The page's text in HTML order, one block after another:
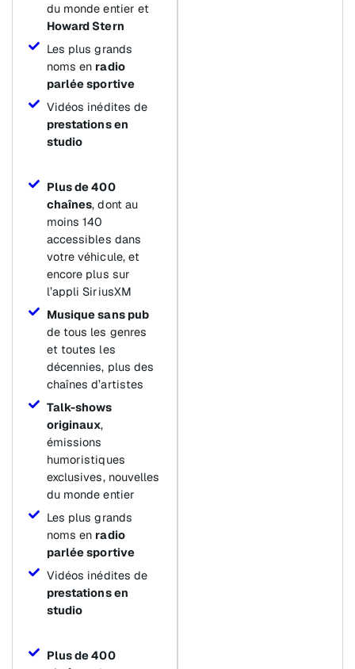
du monde entier et
Howard Stern
Les plus grands
noms en radio
parlée sportive
Vidéos inédites de
prestations en
studio
Plus de 400
chaînes, dont au
moins 140
accessibles dans
votre véhicule, et
encore plus sur
l’appli SiriusXM
Musique sans pub
de tous les genres
et toutes les
décennies, plus des
chaînes d’artistes
Talk-shows
originaux,
émissions
humoristiques
exclusives, nouvelles
du monde entier
Les plus grands
noms en radio
parlée sportive
Vidéos inédites de
prestations en
studio
Plus de 400